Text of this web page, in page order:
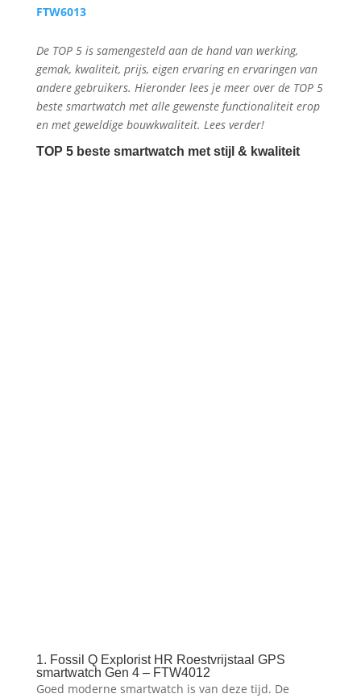
FTW6013
De TOP 5 is samengesteld aan de hand van werking,
gemak, kwaliteit, prijs, eigen ervaring en ervaringen van
andere gebruikers. Hieronder lees je meer over de TOP 5
beste smartwatch met alle gewenste functionaliteit erop
en met geweldige bouwkwaliteit. Lees verder!
TOP 5 beste smartwatch met stijl & kwaliteit
1. Fossil Q Explorist HR Roestvrijstaal GPS
smartwatch Gen 4 – FTW4012
Goed moderne smartwatch is van deze tijd. De